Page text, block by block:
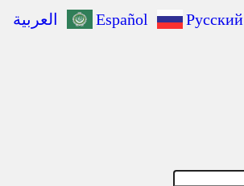
Español Русский
العربية